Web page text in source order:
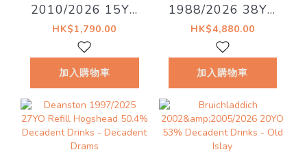
2010/2026 15YO
51.1% Decadent
Dreams
HK$1,790.00
加入購物車
1988/2026 38YO
Refill Hogshead
46.7% Decadent
Drinks -
[Chapter Thirty
Two]
HK$4,880.00
加入購物車